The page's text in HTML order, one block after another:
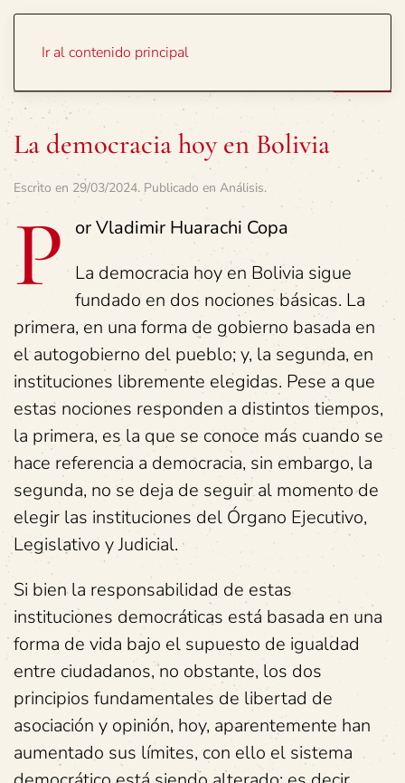
Ir al contenido principal
La democracia hoy en Bolivia
Escrito en 29/03/2024. Publicado en Análisis.
P
or Vladimir Huarachi Copa
La democracia hoy en Bolivia sigue
fundado en dos nociones básicas. La
primera, en una forma de gobierno basada en
el autogobierno del pueblo; y, la segunda, en
instituciones libremente elegidas. Pese a que
estas nociones responden a distintos tiempos,
la primera, es la que se conoce más cuando se
hace referencia a democracia, sin embargo, la
segunda, no se deja de seguir al momento de
elegir las instituciones del Órgano Ejecutivo,
Legislativo y Judicial.
Si bien la responsabilidad de estas
instituciones democráticas está basada en una
forma de vida bajo el supuesto de igualdad
entre ciudadanos, no obstante, los dos
principios fundamentales de libertad de
asociación y opinión, hoy, aparentemente han
aumentado sus límites, con ello el sistema